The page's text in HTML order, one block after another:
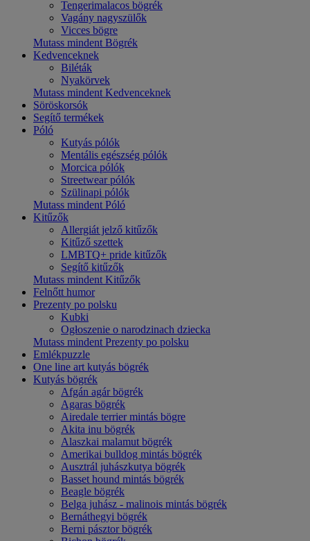
Tengerimalacos bögrék
Vagány nagyszülők
Vicces bögre
Mutass mindent Bögrék
Kedvenceknek
Biléták
Nyakörvek
Mutass mindent Kedvenceknek
Söröskorsók
Segítő termékek
Póló
Kutyás pólók
Mentális egészség pólók
Morcica pólók
Streetwear pólók
Szülinapi pólók
Mutass mindent Póló
Kitűzők
Allergiát jelző kitűzők
Kitűző szettek
LMBTQ+ pride kitűzők
Segítő kitűzők
Mutass mindent Kitűzők
Felnőtt humor
Prezenty po polsku
Kubki
Ogłoszenie o narodzinach dziecka
Mutass mindent Prezenty po polsku
Emlékpuzzle
One line art kutyás bögrék
Kutyás bögrék
Afgán agár bögrék
Agaras bögrék
Airedale terrier mintás bögre
Akita inu bögrék
Alaszkai malamut bögrék
Amerikai bulldog mintás bögrék
Ausztrál juhászkutya bögrék
Basset hound mintás bögrék
Beagle bögrék
Belga juhász - malinois mintás bögrék
Bernáthegyi bögrék
Berni pásztor bögrék